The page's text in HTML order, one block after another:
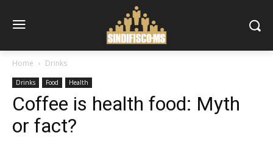
Home Drinks
Drinks Food Health
Coffee is health food: Myth
or fact?